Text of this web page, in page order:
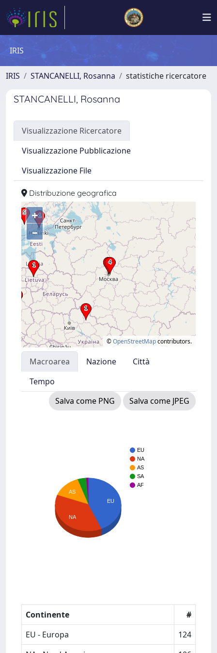
IRIS
IRIS STANCANELLI, Rosanna statistiche ricercatore
STANCANELLI, Rosanna
Visualizzazione Ricercatore
Visualizzazione Pubblicazione
Visualizzazione File
Distribuzione geografica
+
–
©OpenStreetMapcontributors.
Macroarea Nazione
Città
Tempo
Salva come PNG
Salva come JPEG
EU
NA
AS
SA
AF
EU
AS
NA
Continente
#
EU - Europa
124